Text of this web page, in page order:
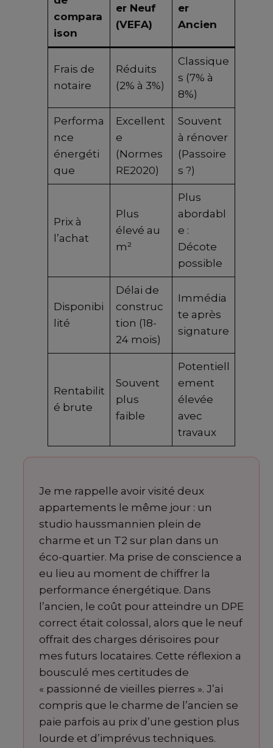
compara
ison
er Neuf
(VEFA)
er
Ancien
Frais de
notaire
Réduits
(2% à 3%)
Classique
s (7% à
8%)
Performa
nce
énergéti
que
Excellent
e
(Normes
RE2020)
Souvent
à rénover
(Passoire
s ?)
Prix à
l’achat
Plus
élevé au
m²
Plus
abordabl
e :
Décote
possible
Disponibi
lité
Délai de
construc
tion (18-
24 mois)
Immédia
te après
signature
Rentabilit
é brute
Souvent
plus
faible
Potentiell
ement
élevée
avec
travaux
Je me rappelle avoir visité deux
appartements le même jour : un
studio haussmannien plein de
charme et un T2 sur plan dans un
éco-quartier. Ma prise de conscience a
eu lieu au moment de chiffrer la
performance énergétique. Dans
l’ancien, le coût pour atteindre un DPE
correct était colossal, alors que le neuf
offrait des charges dérisoires pour
mes futurs locataires. Cette réflexion a
bousculé mes certitudes de
« passionné de vieilles pierres ». J’ai
compris que le charme de l’ancien se
paie parfois au prix d’une gestion plus
lourde et d’imprévus techniques.